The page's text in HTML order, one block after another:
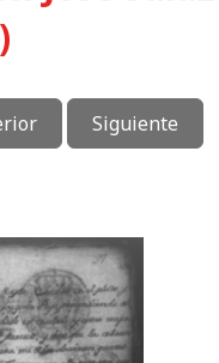
Siguiente